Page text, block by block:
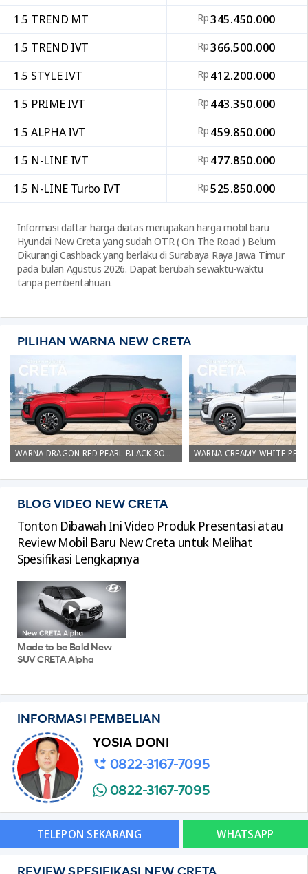
1.5 TREND MT
Rp345.450.000
1.5 TREND IVT
Rp366.500.000
1.5 STYLE IVT
Rp 412.200.000
1.5 PRIME IVT
Rp 443.350.000
1.5 ALPHA IVT
Rp 459.850.000
1.5 N-LINE IVT
Rp 477.850.000
1.5 N-LINE Turbo IVT
Rp525.850.000
Informasi daftar harga diatas merupakan harga mobil baru
Hyundai New Creta yang sudah OTR ( On The Road ) Belum
Dikurangi Cashback yang berlaku di Surabaya Raya Jawa Timur
pada bulan Agustus 2026. Dapat berubah sewaktu-waktu
tanpa pemberitahuan.
PILIHAN WARNA NEW CRETA
WARNA DRAGON RED PEARL BLACK ROOF TOP NEW HYUNDAI CRETA TIPE N-LINE SURABAYA
BLOG VIDEO NEW CRETA
Tonton Dibawah Ini Video Produk Presentasi atau
Review Mobil Baru New Creta untuk Melihat
Spesifikasi Lengkapnya
Made to be Bold New
SUV CRETA Alpha
INFORMASI PEMBELIAN
YOSIA DONI
0822-3167-7095
0822-3167-7095
TELEPON SEKARANG WHATSAPP
REVIEW SPESIFIKASI NEW CRETA